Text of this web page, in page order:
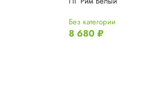
Без категории
8 680₽